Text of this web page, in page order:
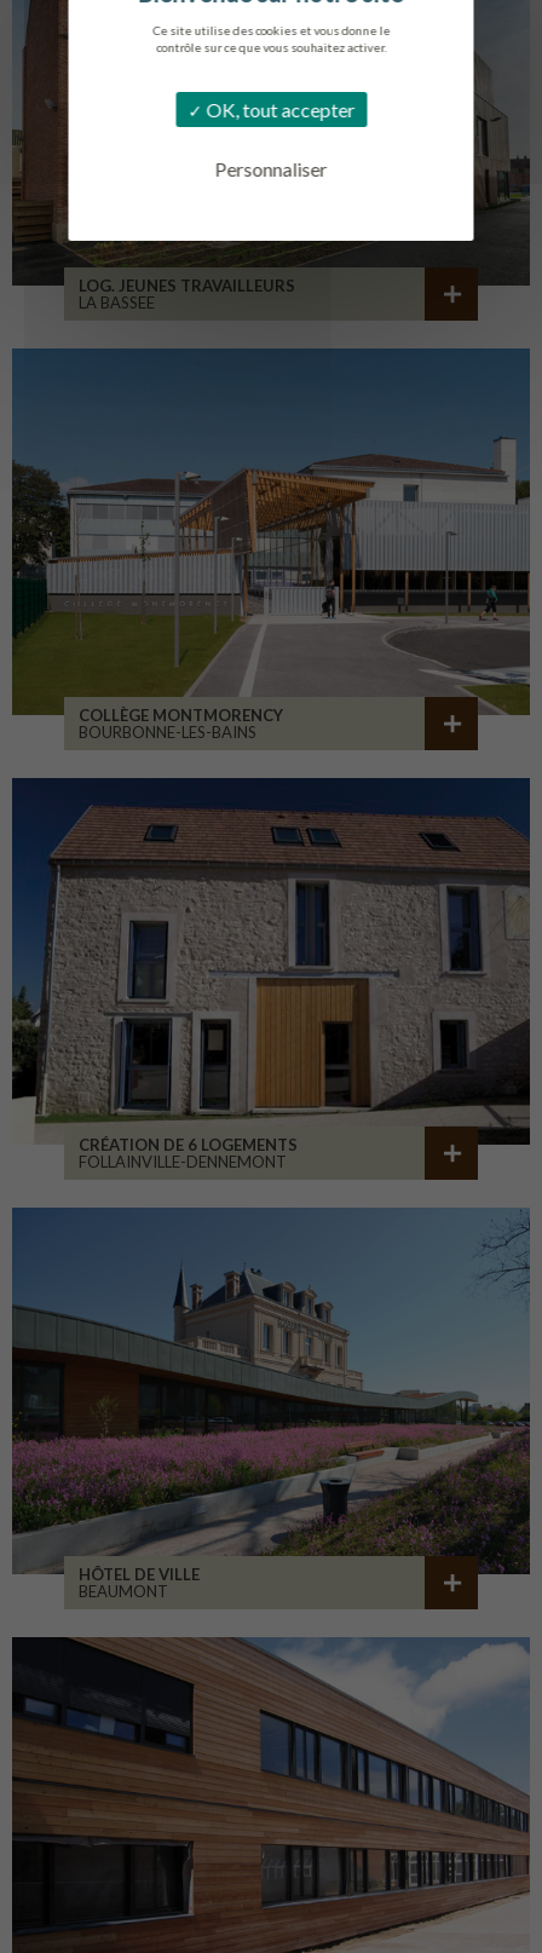
Ce site utilise des cookies et vous donne le
contrôle sur ce que vous souhaitez activer.
OK, tout accepter
Personnaliser
LOG. JEUNES TRAVAILLEURS
LA BASSEE
COLLÈGE MONTMORENCY
BOURBONNE-LES-BAINS
CRÉATION DE 6 LOGEMENTS
FOLLAINVILLE-DENNEMONT
HÔTEL DE VILLE
BEAUMONT